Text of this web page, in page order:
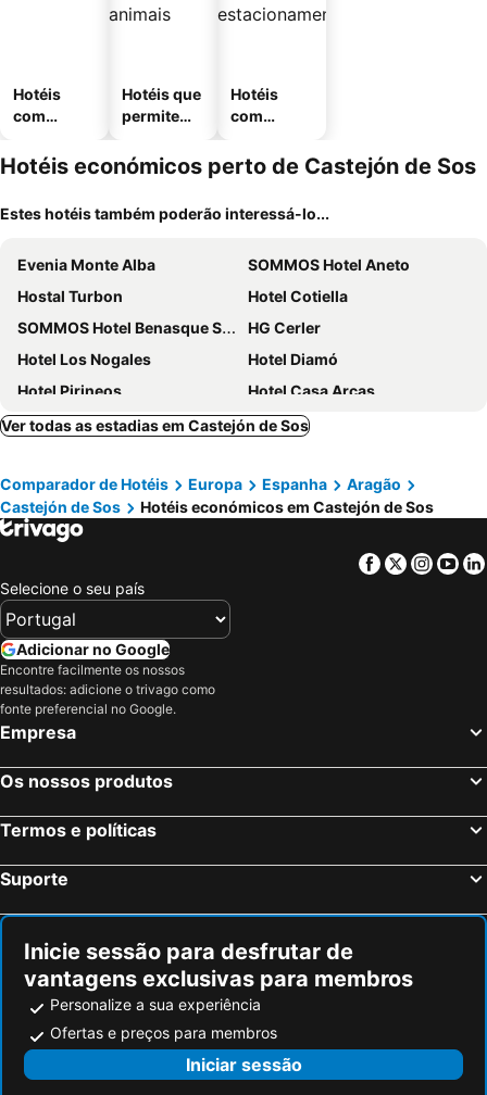
Hotéis
com
Hotéis que
permitem
Hotéis
com
mento
Hotéis económicos perto de Castejón de Sos
Estes hotéis também poderão interessá-lo...
Evenia Monte Alba
SOMMOS Hotel Aneto
Hostal Turbon
Hotel Cotiella
SOMMOS Hotel Benasque Spa
HG Cerler
Hotel Los Nogales
Hotel Diamó
Hotel Pirineos
Hotel Casa Arcas
Hotel Casa Cornel
Hotel Ciria
Cerler Edelweiss
San Anton Benasque
Hotel Plaza
Hotel Llibrada
Hotel La Neu
Hotel Casa Rafeleta
Hotel La Casa del Río
Hotel Eriste
Hotel Sesué
Ver todas as estadias em Castejón de Sos
Comparador de Hotéis Europa Espanha
Aragão
Castejón de Sos
Hotéis económicos em Castejón de Sos
Facebook
Twitter
Selecione o seu país
Adicionar no Google
Encontre facilmente os nossos
resultados: adicione o trivago como
fonte preferencial no Google.
Empresa
Os nossos produtos
Termos e políticas
Suporte
Inicie sessão para desfrutar de
vantagens exclusivas para membros
Personalize a sua experiência
Ofertas e preços para membros
Iniciar sessão